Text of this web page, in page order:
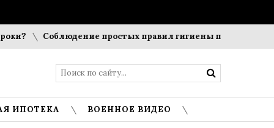
Соблюдение простых правил гигиены помогает
ИПОТЕКА ВОЕННОЕ ВИДЕО